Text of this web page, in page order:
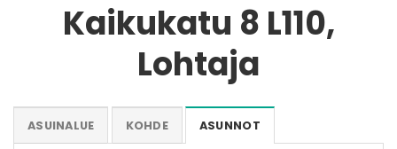
Kaikukatu 8 L110,
Lohtaja
ASUINALUE KOHDE ASUNNOT